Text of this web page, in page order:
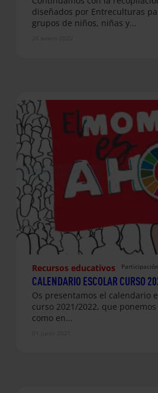
diseñados por Entreculturas
grupos de niños, niñas y…
Recursos educativos
CALENDARIO ESCOLAR CURSO
Os presentamos el calendario
curso 2021/2022, que
como en…